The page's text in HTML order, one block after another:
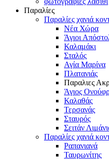
Παραλίες
Παραλίες χανιά
Νέα Χώρα
Άγιοι
Καλαμάκι
Σταλός
Αγία Μαρίνα
Πλατανιάς
Παραλιες
Άγιος
Καλαθάς
Τερσανάς
Σταυρός
Σειτάν
Παραλίες χανιά
Ραπανιανά
Ταυρωνίτης